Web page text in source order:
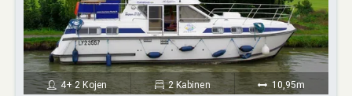
4+ 2 Kojen 2 Kabinen 10,95m